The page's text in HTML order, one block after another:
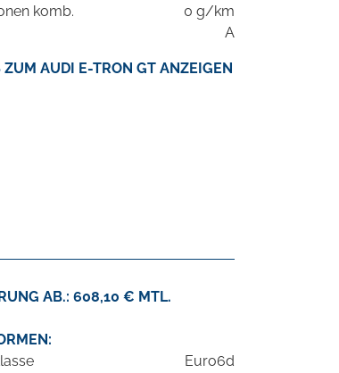
komb.
0 g/km
A
ZUM AUDI E-TRON GT ANZEIGEN
AB.: 608,10 € MTL.
Euro6d